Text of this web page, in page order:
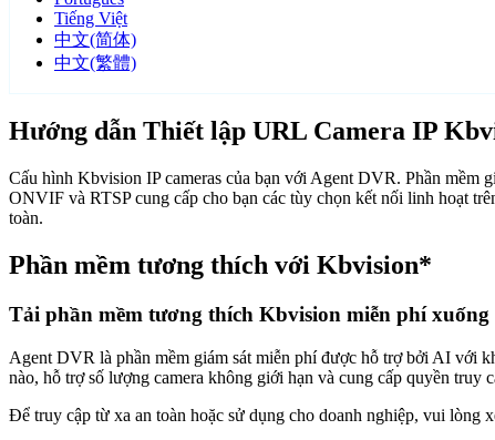
Tiếng Việt
中文(简体)
中文(繁體)
Hướng dẫn Thiết lập URL Camera IP
Cấu hình Kbvision IP cameras của bạn với Agent DVR. Phần mềm
ONVIF và RTSP cung cấp cho bạn các tùy chọn kết nối linh hoạt
toàn.
Phần mềm tương thích với Kbvision*
Tải phần mềm tương thích Kbvision miễn phí xuống
Agent DVR là phần mềm giám sát miễn phí được hỗ trợ bởi AI với
nào, hỗ trợ số lượng camera không giới hạn và cung cấp quyền
Để truy cập từ xa an toàn hoặc sử dụng cho doanh nghiệp, vui lòng